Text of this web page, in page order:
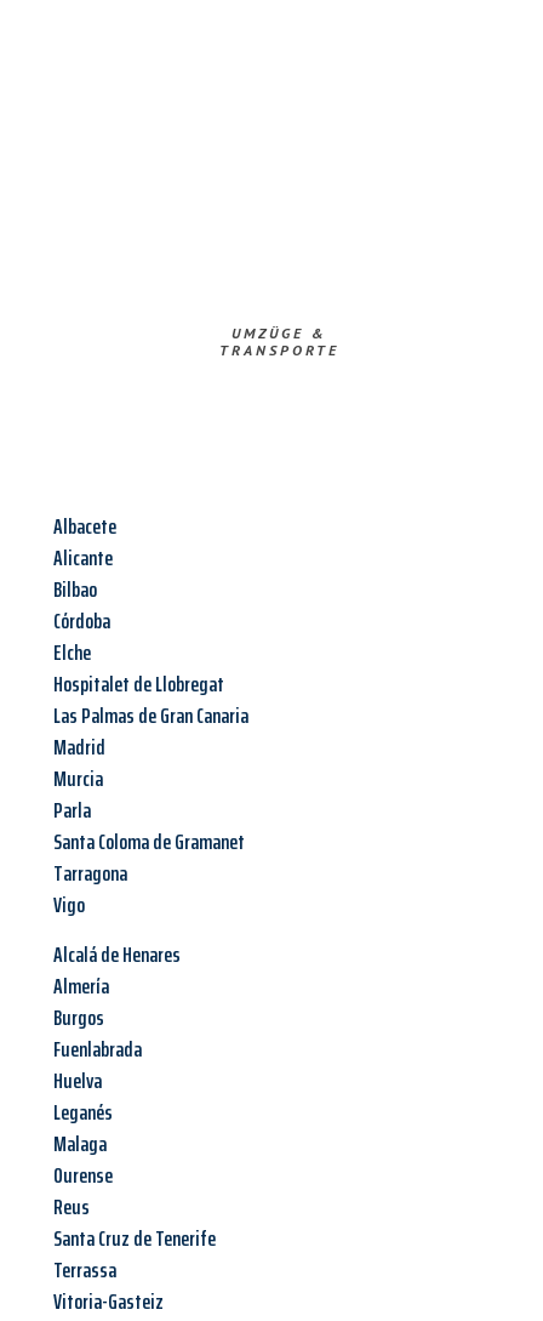
UMZÜGE &
TRANSPORTE
Albacete
Alicante
Bilbao
Córdoba
Elche
Hospitalet de Llobregat
Las Palmas de Gran Canaria
Madrid
Murcia
Parla
Santa Coloma de Gramanet
Tarragona
Vigo
Alcalá de Henares
Almería
Burgos
Fuenlabrada
Huelva
Leganés
Malaga
Ourense
Reus
Santa Cruz de Tenerife
Terrassa
Vitoria-Gasteiz